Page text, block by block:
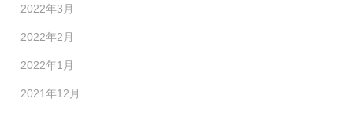
2022年3月
2022年2月
2022年1月
2021年12月